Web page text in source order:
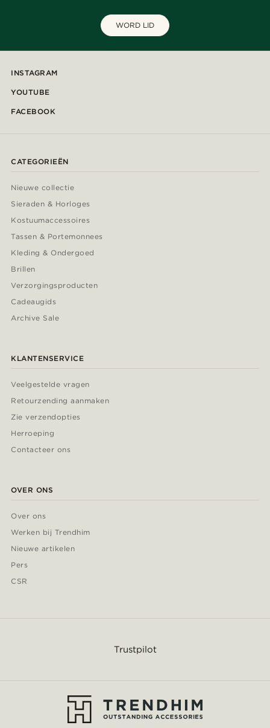
WORD LID
INSTAGRAM
YOUTUBE
FACEBOOK
CATEGORIEËN
Nieuwe collectie
Sieraden & Horloges
Kostuumaccessoires
Tassen & Portemonnees
Kleding & Ondergoed
Brillen
Verzorgingsproducten
Cadeaugids
Archive Sale
KLANTENSERVICE
Veelgestelde vragen
Retourzending aanmaken
Zie verzendopties
Herroeping
Contacteer ons
OVER ONS
Over ons
Werken bij Trendhim
Nieuwe artikelen
Pers
CSR
Trustpilot